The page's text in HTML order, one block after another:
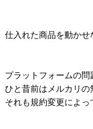
仕入れた商品を動かせ
プラットフォームの問
ひと昔前はメルカリの
それも規約変更によっ